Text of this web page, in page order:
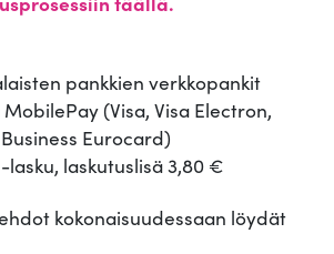
pankkien verkkopankit
(Visa, Visa Electron,
Eurocard)
laskutuslisä 3,80 €
kokonaisuudessaan löydät